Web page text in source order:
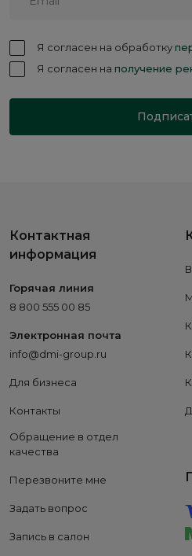
Я согласен на обработку
Я согласен на получение
Контактная
информация
Горячая линия
8 800 555 00 85
Электронная почта
info@dmi-group.ru
Для бизнеса
Контакты
Обращение в отдел
качества
Перезвоните мне
Задать вопрос
Запись в салон